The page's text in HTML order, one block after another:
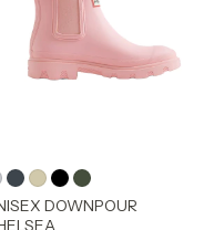
DOWNPOUR